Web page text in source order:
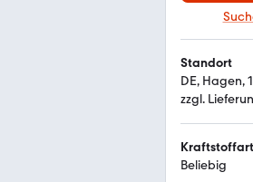
Standort
DE, Hagen,
zzgl.
Kraftstoffart
Beliebig